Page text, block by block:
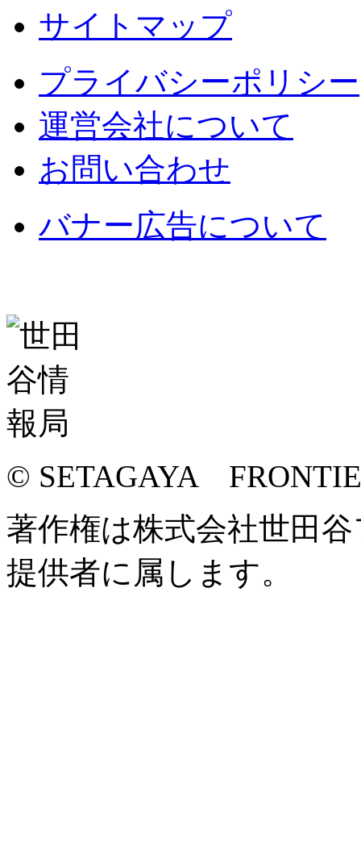
サイトマップ
プライバシーポリシー
運営会社について
お問い合わせ
バナー広告について
© SETAGAYA
著作権は株式会社世田
提供者に属します。